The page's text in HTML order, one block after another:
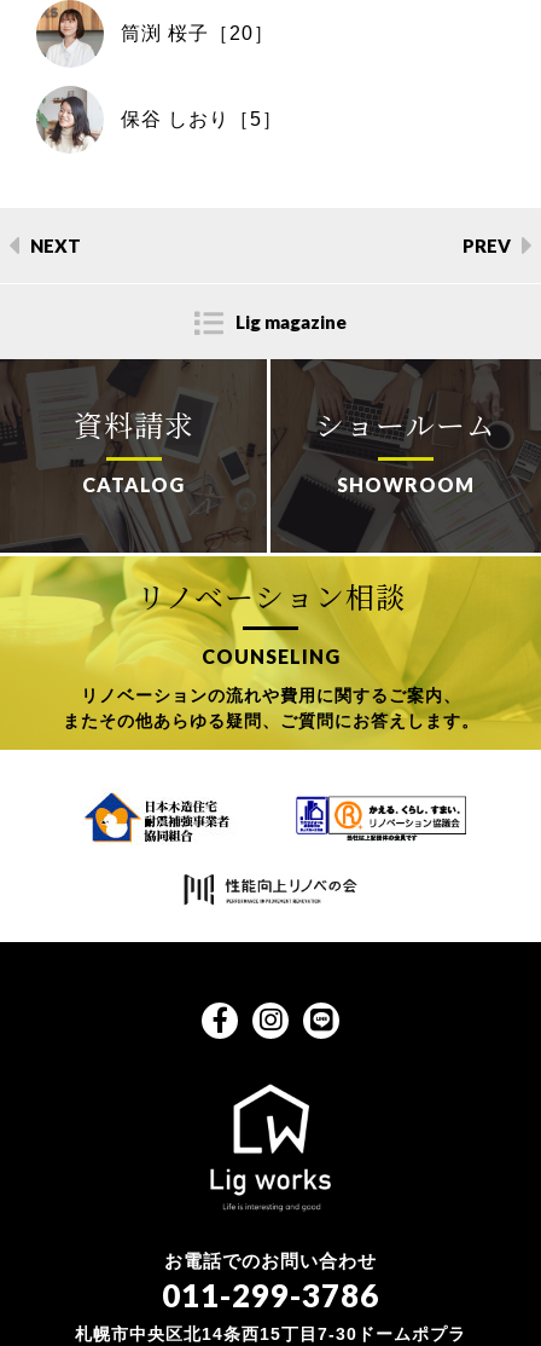
筒渕 桜子［20］
保谷 しおり［5］
NEXT PREV
Lig magazine
資料請求
CATALOG
ショールーム
SHOWROOM
リノベーション相談
COUNSELING
リノベーションの流れや費用に関するご案内、
またその他あらゆる疑問、ご質問にお答えします。
お電話でのお問い合わせ
011-299-3786
札幌市中央区北14条西15丁目7-30ドームポプラ